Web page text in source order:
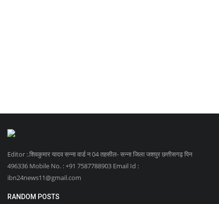
Editor :.शिवकुमार यादव सन्ना वार्ड न 04 तहसील- सन्ना जिला जशपुर छत्तीसगढ़ पिन
496336 Mobile No. : +91 7587788903 Email Id :
ibn24news11@gmail.com
RANDOM POSTS